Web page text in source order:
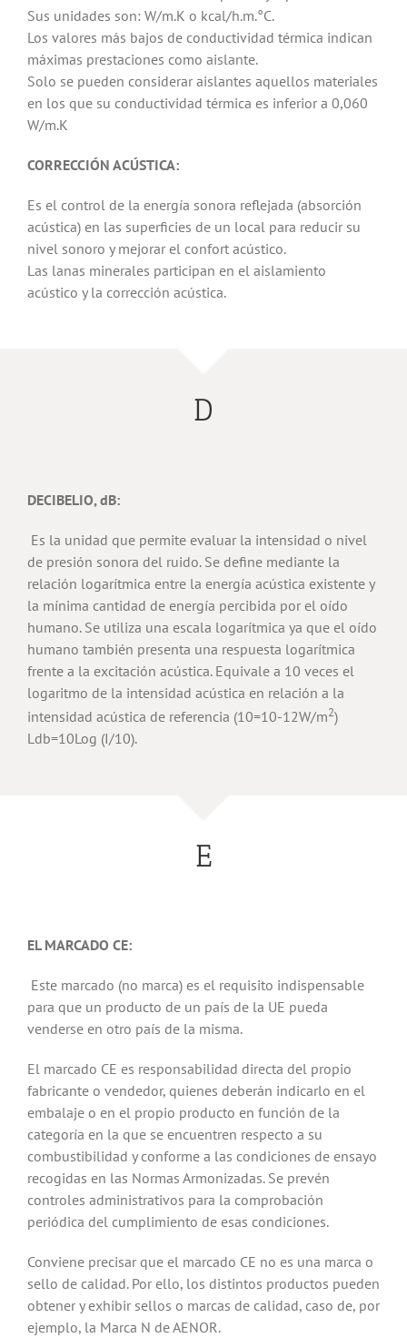
Sus unidades son: W/m.K o kcal/h.m.°C.
Los valores más bajos de conductividad térmica indican
máximas prestaciones como aislante.
Solo se pueden considerar aislantes aquellos materiales
en los que su conductividad térmica es inferior a 0,060
W/m.K
CORRECCIÓN ACÚSTICA:
Es el control de la energía sonora reflejada (absorción
acústica) en las superficies de un local para reducir su
nivel sonoro y mejorar el confort acústico.
Las lanas minerales participan en el aislamiento
acústico y la corrección acústica.
D
DECIBELIO, dB:
Es la unidad que permite evaluar la intensidad o nivel
de presión sonora del ruido. Se define mediante la
relación logarítmica entre la energía acústica existente y
la mínima cantidad de energía percibida por el oído
humano. Se utiliza una escala logarítmica ya que el oído
humano también presenta una respuesta logarítmica
frente a la excitación acústica. Equivale a 10 veces el
logaritmo de la intensidad acústica en relación a la
intensidad acústica de referencia (10=10-12W/m2)
Ldb=10Log (I/10).
E
EL MARCADO CE:
Este marcado (no marca) es el requisito indispensable
para que un producto de un país de la UE pueda
venderse en otro país de la misma.
El marcado CE es responsabilidad directa del propio
fabricante o vendedor, quienes deberán indicarlo en el
embalaje o en el propio producto en función de la
categoría en la que se encuentren respecto a su
combustibilidad y conforme a las condiciones de ensayo
recogidas en las Normas Armonizadas. Se prevén
controles administrativos para la comprobación
periódica del cumplimiento de esas condiciones.
Conviene precisar que el marcado CE no es una marca o
sello de calidad. Por ello, los distintos productos pueden
obtener y exhibir sellos o marcas de calidad, caso de, por
ejemplo, la Marca N de AENOR.